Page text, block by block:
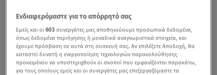
Ενδιαφερόμαστε για το απόρρητό σας
Εμείς και οι603 συνεργάτες μας αποθηκεύουμε προσωπικά δεδομένα,
όπως δεδομένα περιήγησης ή μοναδικά αναγνωριστικά στοιχεία, και
έχουμε πρόσβαση σε αυτά στη συσκευή σας. Αν επιλέξετε Αποδοχή, θα
καταστεί δυνατή η ενεργοποίηση τεχνολογιών παρακολούθησης
προκειμένου να υποστηριχθούν οι σκοποί που εμφανίζονται παρακάτω,
για τους οποίους εμείς και οι συνεργάτες μας επεξεργαζόμαστε τα